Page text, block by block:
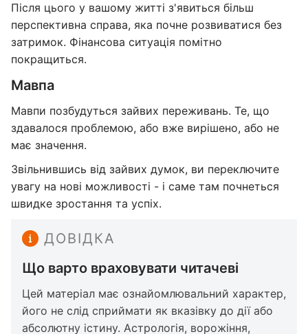
Після цього у вашому житті з'явиться більш
перспективна справа, яка почне розвиватися без
затримок. Фінансова ситуація помітно
покращиться.
Мавпа
Мавпи позбудуться зайвих переживань. Те, що
здавалося проблемою, або вже вирішено, або не
має значення.
Звільнившись від зайвих думок, ви переключите
увагу на нові можливості - і саме там почнеться
швидке зростання та успіх.
ДОВІДКА
Що варто враховувати читачеві
Цей матеріал має ознайомлювальний характер,
його не слід сприймати як вказівку до дії або
абсолютну істину. Астрологія, ворожіння,